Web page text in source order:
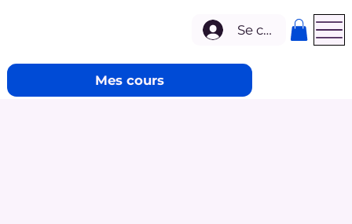
Mes cours
Se connecter